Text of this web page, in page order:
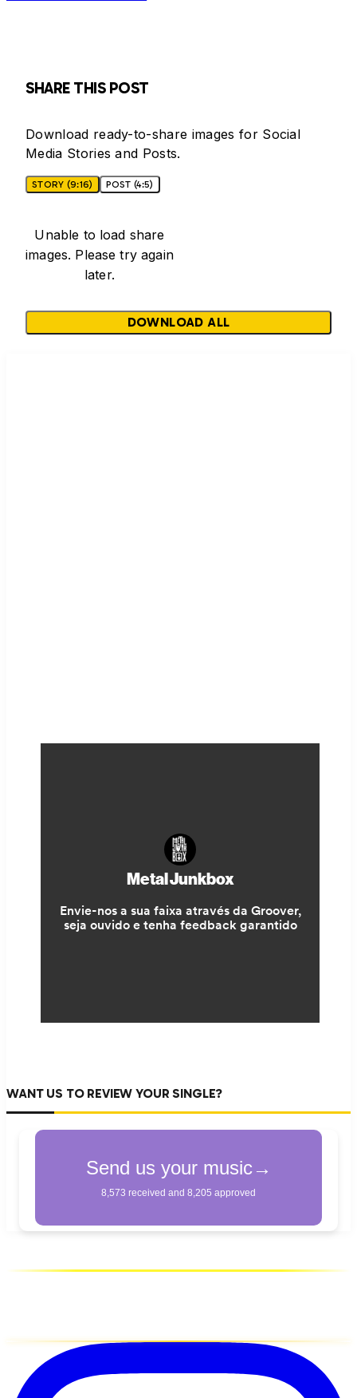
SHARE THIS POST
Download ready-to-share images for Social
Media Stories and Posts.
STORY (9:16) POST (4:5)
Unable to load share
images. Please try again
later.
DOWNLOAD ALL
WANT US TO REVIEW YOUR SINGLE?